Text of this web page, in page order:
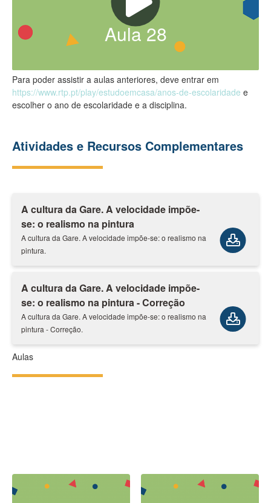
Aula28
Para poder assistir a aulas anteriores, deve entrar em
https://www.rtp.pt/play/estudoemcasa/anos-de-escolaridade e
escolher o ano de escolaridade e a disciplina.
Atividades e Recursos Complementares
A cultura da Gare. A velocidade impõe-
se: o realismo na pintura
A cultura da Gare. A velocidade impõe-se: o realismo na
pintura.
A cultura da Gare. A velocidade impõe-
se: o realismo na pintura - Correção
A cultura da Gare. A velocidade impõe-se: o realismo na
pintura - Correção.
Aulas